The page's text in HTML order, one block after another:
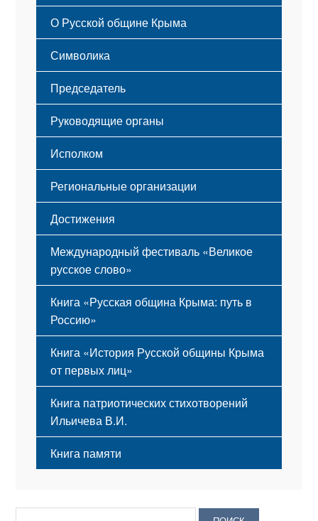
Русский Крым
О Русской общине Крыма
Этапы становления
Принципы деятельности
Структура
Мероприятия
Символика
Флаг
Герб
Гимн
Председатель
Руководящие органы
Исполком
Региональные организации
Достижения
Международный фестиваль «Великое
русское слово»
Книга «Русская община Крыма: путь в
Россию»
Книга «История Русской общины Крыма
от первых лиц»
Книга патриотических стихотворений
Ильичева В.И.
Книга памяти